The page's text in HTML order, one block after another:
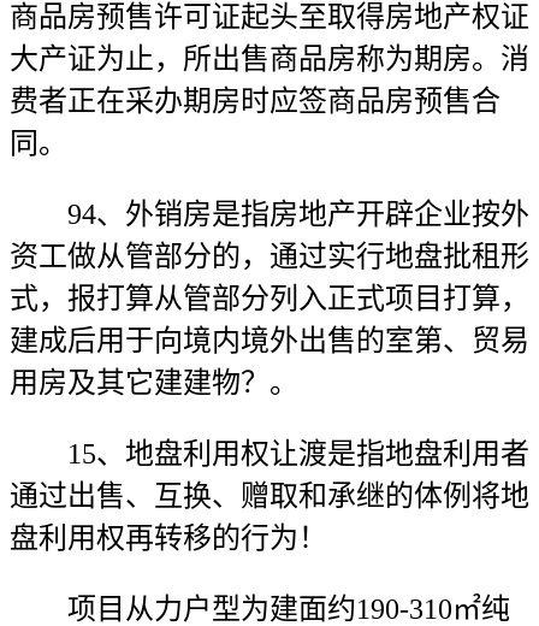
商品房预售许可证起头至取得房地产权证
大产证为止，所出售商品房称为期房。消
费者正在采办期房时应签商品房预售合
同。
94、外销房是指房地产开辟企业按外
资工做从管部分的，通过实行地盘批租形
式，报打算从管部分列入正式项目打算，
建成后用于向境内境外出售的室第、贸易
用房及其它建建物？。
15、地盘利用权让渡是指地盘利用者
通过出售、互换、赠取和承继的体例将地
盘利用权再转移的行为！
项目从力户型为建面约190-310㎡纯